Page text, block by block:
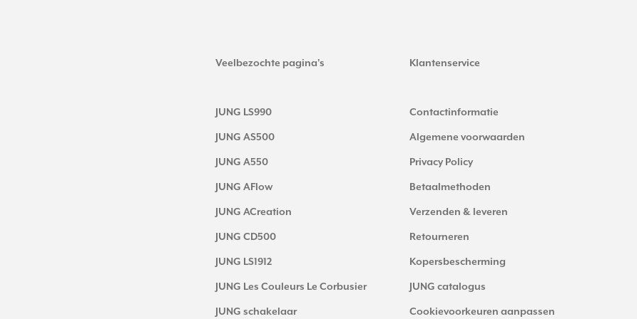
Veelbezochte pagina's
JUNG LS990
JUNG AS500
JUNG A550
JUNG AFlow
JUNG ACreation
JUNG CD500
JUNG LS1912
JUNG Les Couleurs Le Corbusier
JUNG schakelaar
Klantenservice
Contactinformatie
Algemene voorwaarden
Privacy Policy
Betaalmethoden
Verzenden & leveren
Retourneren
Kopersbescherming
JUNG catalogus
Cookievoorkeuren aanpassen